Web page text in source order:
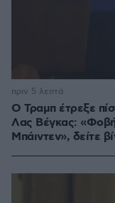
Ο Τραμπ έτρεξε
Λας Βέγκας:
Μπάιντεν», δείτε
πριν 5 λεπτά